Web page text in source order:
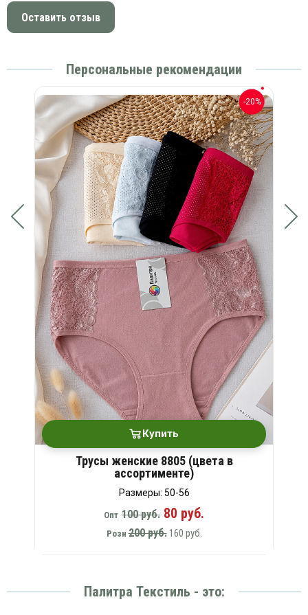
Оставить отзыв
Персональные рекомендации
-20%
Купить
Трусы женские 8805 (цвета в
ассортименте)
Размеры: 50-56
Опт 100 руб. 80 руб.
Розн 200 руб.160 руб.
Палитра Текстиль - это: